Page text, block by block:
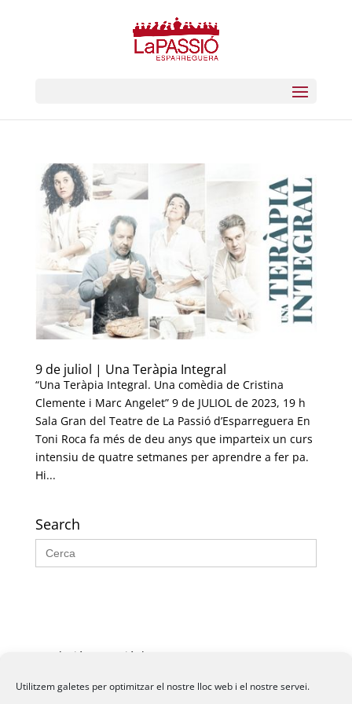
Utilitzem galetes per optimitzar el nostre lloc web i el nostre servei.
9 de juliol | Una Teràpia Integral
“Una Teràpia Integral. Una comèdia de Cristina
Clemente i Marc Angelet” 9 de JULIOL de 2023, 19 h
Sala Gran del Teatre de La Passió d’Esparreguera En
Toni Roca fa més de deu anys que imparteix un curs
intensiu de quatre setmanes per aprendre a fer pa.
Hi...
Search
Search
for:
Fundació La Passió d’Esparreguera, 2026